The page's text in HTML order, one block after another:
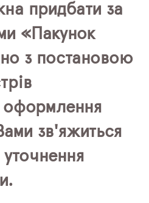
придбати за
«Пакунок
з постановою
оформлення
зв'яжиться